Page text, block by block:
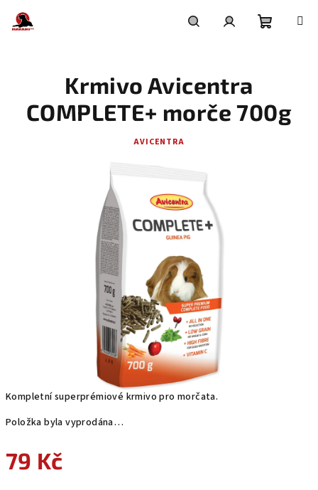
obsah
Kompletní superprémiové krmivo pro morčata.
Položka byla vyprodána…
79 Kč
Krmivo Avicentra
COMPLETE+ morče 700g
AVICENTRA